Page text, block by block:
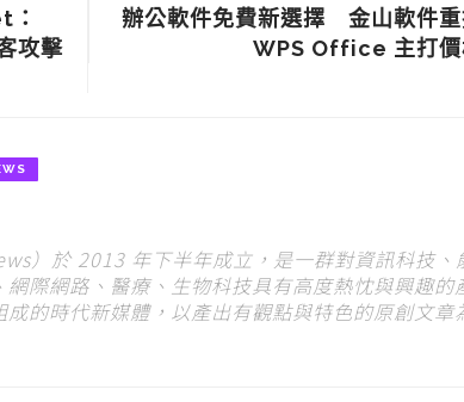
攻擊
辦公軟件免費新選擇 金山軟件重
WPS Office 主打價
）於 2013 年下半年成立，是一群對資訊科技、
網際網路、醫療、生物科技具有高度熱忱與興趣的
成的時代新媒體，以產出有觀點與特色的原創文章